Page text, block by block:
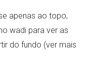
apenas ao topo,
wadi para ver as
do fundo (ver mais